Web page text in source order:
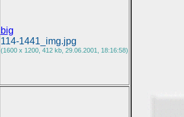
big
114-1441_img.jpg
(1600 x 1200, 412 kb, 29.06.2001, 18:16:58)